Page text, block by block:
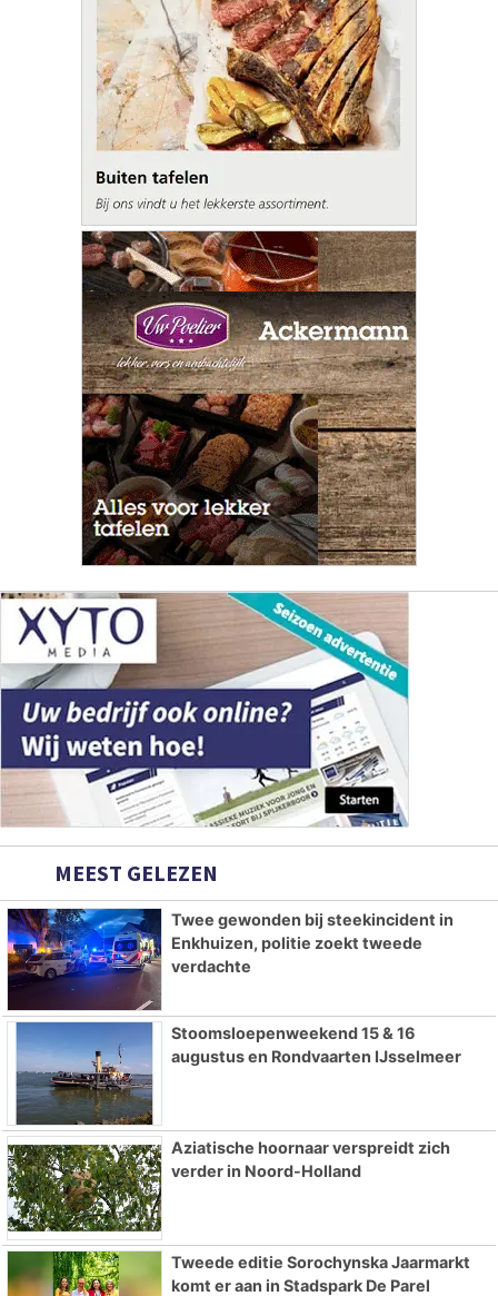
MEEST GELEZEN
Twee gewonden bij steekincident in
Enkhuizen, politie zoekt tweede
verdachte
Stoomsloepenweekend 15 & 16
augustus en Rondvaarten IJsselmeer
Aziatische hoornaar verspreidt zich
verder in Noord-Holland
Tweede editie Sorochynska Jaarmarkt
komt er aan in Stadspark De Parel